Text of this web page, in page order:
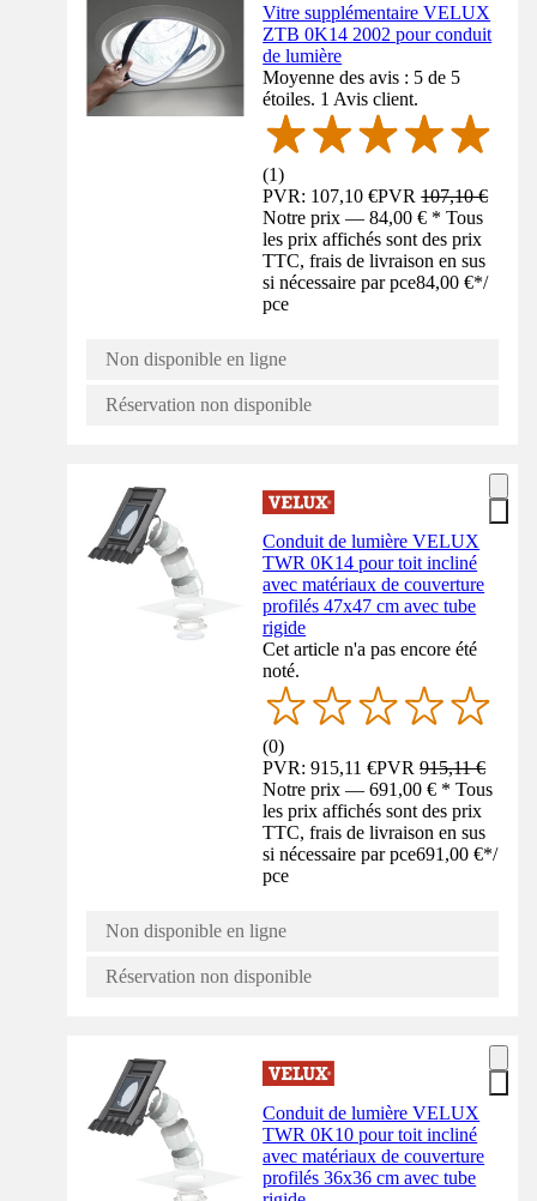
Vitre supplémentaire VELUX
ZTB 0K14 2002 pour conduit
de lumière
Moyenne des avis : 5 de 5
étoiles. 1 Avis client.
(1)
PVR: 107,10 €PVR107,10 €
Notre prix — 84,00 € * Tous
les prix affichés sont des prix
TTC, frais de livraison en sus
si nécessaire par pce84,00 €*/
pce
Non disponible en ligne
Réservation non disponible
Conduit de lumière VELUX
TWR 0K14 pour toit incliné
avec matériaux de couverture
profilés 47x47 cm avec tube
rigide
Cet article n'a pas encore été
noté.
(0)
PVR: 915,11 €PVR915,11 €
Notre prix — 691,00 € * Tous
les prix affichés sont des prix
TTC, frais de livraison en sus
si nécessaire par pce691,00 €*/
pce
Non disponible en ligne
Réservation non disponible
Conduit de lumière VELUX
TWR 0K10 pour toit incliné
avec matériaux de couverture
profilés 36x36 cm avec tube